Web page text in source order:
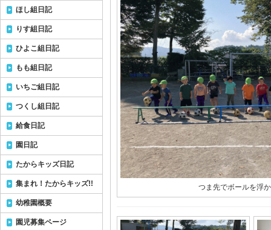
つま先でボールを浮
ほし組日記
りす組日記
ひよこ組日記
もも組日記
いちご組日記
つくし組日記
給食日記
園日記
たからキッズ日記
集まれ！たからキッズ!!
幼稚園概要
園児募集ページ